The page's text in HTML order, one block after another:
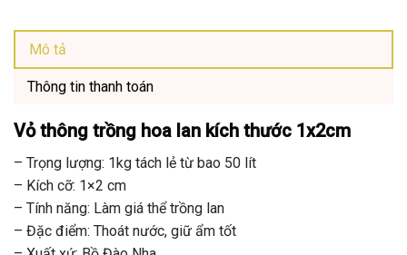
Mô tả
Thông tin thanh toán
Vỏ thông trồng hoa lan kích thước 1x2cm
– Trọng lượng: 1kg tách lẻ từ bao 50 lít
– Kích cỡ: 1×2 cm
– Tính năng: Làm giá thể trồng lan
– Đặc điểm: Thoát nước, giữ ẩm tốt